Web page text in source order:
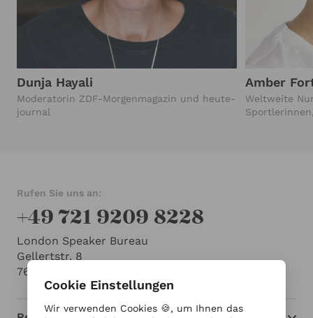
Dunja Hayali
Moderatorin ZDF-Morgenmagazin und heute-
journal
Amber
Weltweite
Rufen Sie uns an:
+49 721 9209 8228
London Speaker Bureau
Gellertstr. 8
76185 Karlsruhe
Cookie Einstellungen
Wir verwenden Cookies 🍪, um Ihnen das